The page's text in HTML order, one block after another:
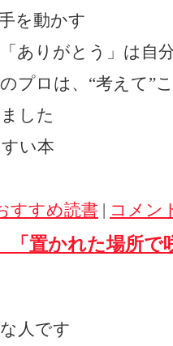
動かす
りがとう」は自
ロは、“考えて”
した
い本
すすめ読書 コメン
置かれた場所で
人です